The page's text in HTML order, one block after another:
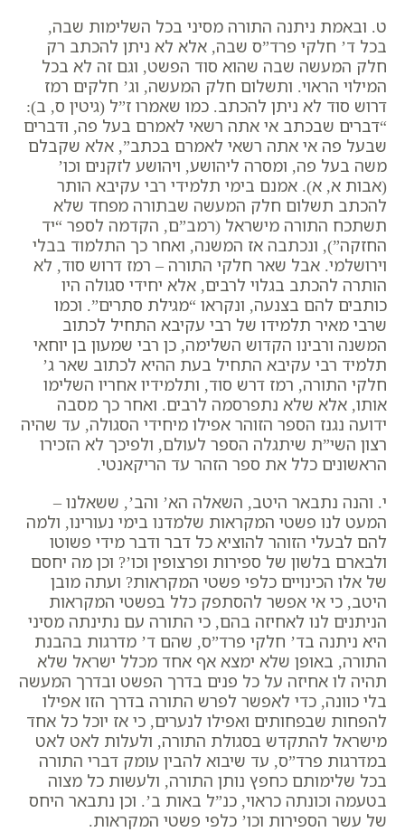
ט. ובאמת ניתנה התורה מסיני בכל השלימות שבה,
בכל ד’ חלקי פרד”ס שבה, אלא לא ניתן להכתב רק
חלק המעשה שבה שהוא סוד הפשט, וגם זה לא בכל
המילוי הראוי. ותשלום חלק המעשה, וג’ חלקים רמז
דרוש סוד לא ניתן להכתב. כמו שאמרו ז”ל (גיטין ס, ב):
“דברים שבכתב אי אתה רשאי לאמרם בעל פה, ודברים
שבעל פה אי אתה רשאי לאמרם בכתב”, אלא שקבלם
משה בעל פה, ומסרה ליהושע, ויהושע לזקנים וכו’
(אבות א, א). אמנם בימי תלמידי רבי עקיבא הותר
להכתב תשלום חלק המעשה שבתורה מפחד שלא
תשתכח התורה מישראל (רמב”ם, הקדמה לספר “יד
החזקה”), ונכתבה אז המשנה, ואחר כך התלמוד בבלי
וירושלמי. אבל שאר חלקי התורה – רמז דרוש סוד, לא
הותרה להכתב בגלוי לרבים, אלא יחידי סגולה היו
כותבים להם בצנעה, ונקראו “מגילת סתרים”. וכמו
שרבי מאיר תלמידו של רבי עקיבא התחיל לכתוב
המשנה ורבינו הקדוש השלימה, כן רבי שמעון בן יוחאי
תלמיד רבי עקיבא התחיל בעת ההיא לכתוב שאר ג’
חלקי התורה, רמז דרש סוד, ותלמידיו אחריו השלימו
אותו, אלא שלא נתפרסמה לרבים. ואחר כך מסבה
ידועה נגנז הספר הזוהר אפילו מיחידי הסגולה, עד שהיה
רצון השי”ת שיתגלה הספר לעולם, ולפיכך לא הזכירו
הראשונים כלל את ספר הזהר עד הריקאנטי.
י. והנה נתבאר היטב, השאלה הא’ והב’, ששאלנו –
המעט לנו פשטי המקראות שלמדנו בימי נעורינו, ולמה
להם לבעלי הזוהר להוציא כל דבר ודבר מידי פשוטו
ולבארם בלשון של ספירות ופרצופין וכו’? וכן מה יחסם
של אלו הכינויים כלפי פשטי המקראות? ועתה מובן
היטב, כי אי אפשר להסתפק כלל בפשטי המקראות
הניתנים לנו לאחיזה בהם, כי התורה עם נתינתה מסיני
היא ניתנה בד’ חלקי פרד”ס, שהם ד’ מדרגות בהבנת
התורה, באופן שלא ימצא אף אחד מכלל ישראל שלא
תהיה לו אחיזה על כל פנים בדרך הפשט ובדרך המעשה
בלי כוונה, כדי לאפשר לפרש התורה בדרך הזו אפילו
להפחות שבפחותים ואפילו לנערים, כי אז יוכל כל אחד
מישראל להתקדש בסגולת התורה, ולעלות לאט לאט
במדרגות פרד”ס, עד שיבוא להבין עומק דברי התורה
בכל שלימותם כחפץ נותן התורה, ולעשות כל מצוה
בטעמה וכונתה כראוי, כנ”ל באות ב’. וכן נתבאר היחס
של עשר הספירות וכו’ כלפי פשטי המקראות.